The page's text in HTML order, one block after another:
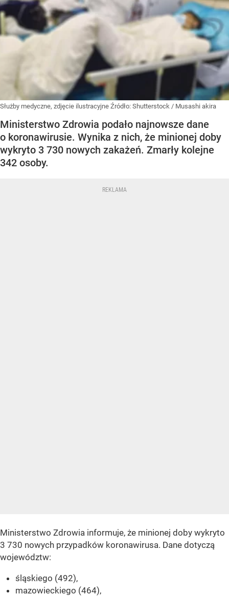
Służby medyczne, zdjęcie ilustracyjne Źródło: Shutterstock / Musashi akira
Ministerstwo Zdrowia podało najnowsze dane
o koronawirusie. Wynika z nich, że minionej doby
wykryto 3 730 nowych zakażeń. Zmarły kolejne
342 osoby.
Ministerstwo Zdrowia informuje, że minionej doby wykryto
3 730 nowych przypadków koronawirusa. Dane dotyczą
województw:
śląskiego (492),
mazowieckiego (464),